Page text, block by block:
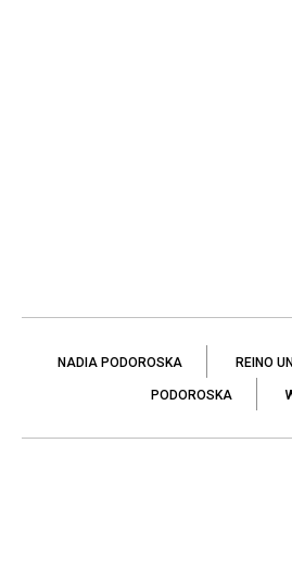
NADIA PODOROSKA REINO
PODOROSKA